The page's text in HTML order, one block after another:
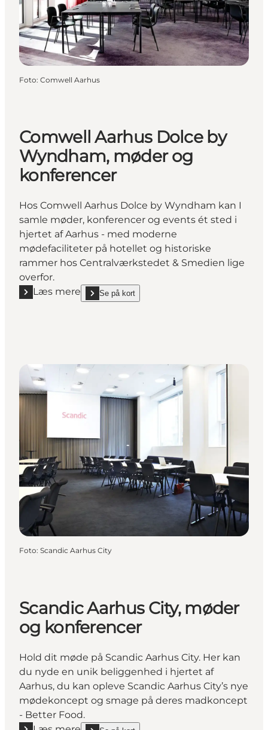
Foto: Comwell Aarhus
Comwell Aarhus Dolce by
Wyndham, møder og
konferencer
Hos Comwell Aarhus Dolce by Wyndham kan I
samle møder, konferencer og events ét sted i
hjertet af Aarhus - med moderne
mødefaciliteter på hotellet og historiske
rammer hos Centralværkstedet & Smedien lige
overfor.
Læs mere
Læs mere "Comwell Aarhus Dolce by Wyndham,
Se på kort
show Comwell Aarhus Dolce by Wyndham, møder
Foto: Scandic Aarhus City
Scandic Aarhus City, møder
og konferencer
Hold dit møde på Scandic Aarhus City. Her kan
du nyde en unik beliggenhed i hjertet af
Aarhus, du kan opleve Scandic Aarhus City’s nye
mødekoncept og smage på deres madkoncept
- Better Food.